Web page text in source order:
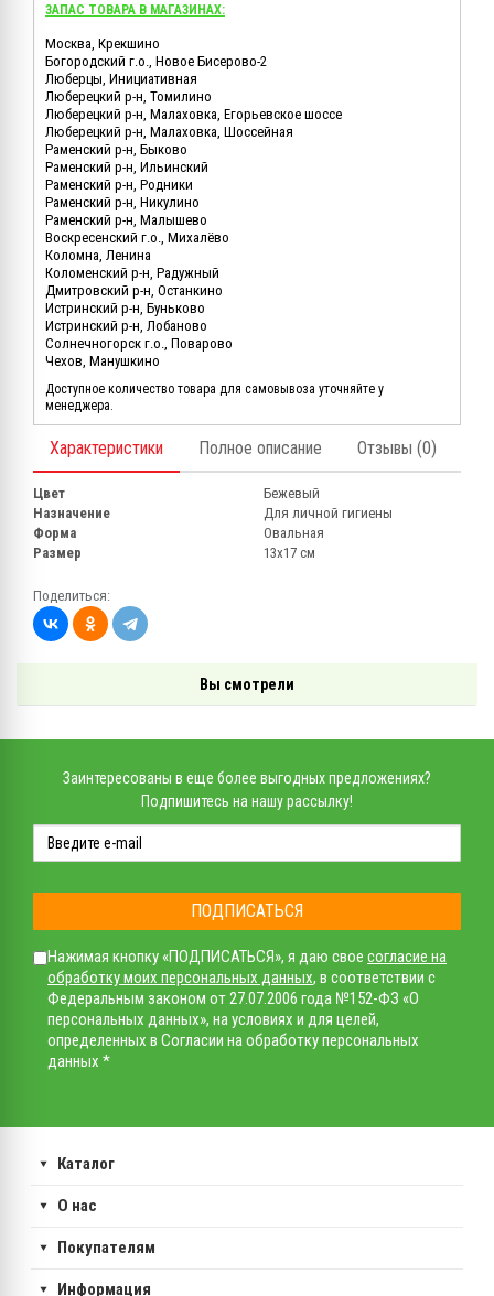
ЗАПАС ТОВАРА В МАГАЗИНАХ:
Москва, Крекшино
Богородский г.о., Новое Бисерово-2
Люберцы, Инициативная
Люберецкий р-н, Томилино
Люберецкий р-н, Малаховка, Егорьевское шоссе
Люберецкий р-н, Малаховка, Шоссейная
Раменский р-н, Быково
Раменский р-н, Ильинский
Раменский р-н, Родники
Раменский р-н, Никулино
Раменский р-н, Малышево
Воскресенский г.о., Михалёво
Коломна, Ленина
Коломенский р-н, Радужный
Дмитровский р-н, Останкино
Истринский р-н, Буньково
Истринский р-н, Лобаново
Солнечногорск г.о., Поварово
Чехов, Манушкино
Доступное количество товара для самовывоза уточняйте у
менеджера.
Характеристики Полное описание Отзывы (0)
Цвет
Бежевый
Назначение
Для личной гигиены
Форма
Овальная
Размер
13х17 см
Поделиться:
Вы смотрели
Заинтересованы в еще более выгодных предложениях?
Подпишитесь на нашу рассылку!
ПОДПИСАТЬСЯ
Нажимая кнопку «ПОДПИСАТЬСЯ», я даю свое согласие на
обработку моих персональных данных, в соответствии с
Федеральным законом от 27.07.2006 года №152-ФЗ «О
персональных данных», на условиях и для целей,
определенных в Согласии на обработку персональных
данных *
Каталог
О нас
Покупателям
Информация